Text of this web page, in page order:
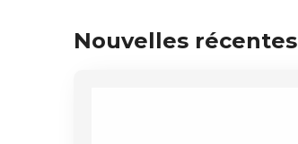
Nouvelles récentes